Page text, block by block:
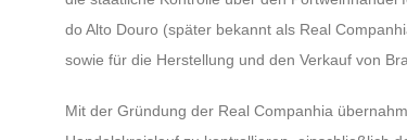
do Alto Douro (später bekannt als Real
sowie für die Herstellung und den Verkauf von
Mit der Gründung der Real Companhia